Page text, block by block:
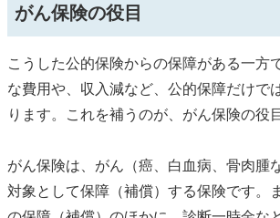
がん保険の役目
こうした公的保険からの保障がある一方
な費用や、収入減など、公的保障だけで
ります。これを補うのが、がん保険の役
がん保険は、がん（癌、白血病、骨肉腫
対象として保障（補償）する保険です。